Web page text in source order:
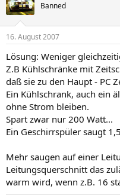
Banned
16. August 2007
Lösung: Weniger
Z.B Kühlschränke mit
daß sie zu den Haupt - PC
Ein Kühlschrank, auch ein
ohne Strom bleiben.
Spart zwar nur 200 Watt...
Ein Geschirrspüler saugt
Mehr saugen auf einer
Leitungsquerschnitt das
warm wird, wenn z.B. 16